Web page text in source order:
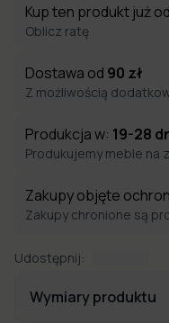
Kup ten produkt już od
Oblicz ratę
Dostawa od 90 zł
Z możliwością
Produkcja w: 19-28
Produkujemy meble na
Zakupy objęte
Zakupy chronione są
Udostępnij:
Wymiary produktu